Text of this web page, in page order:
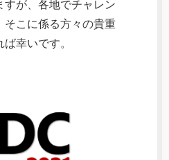
すが、各地でチャレン
そこに係る方々の貴重
幸いです。